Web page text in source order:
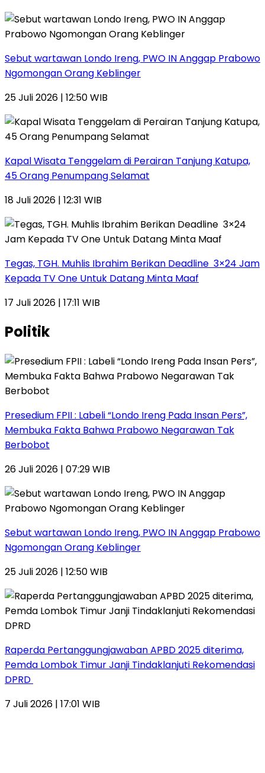
Sebut wartawan Londo Ireng, PWO IN Anggap Prabowo
Ngomongan Orang Keblinger
25 Juli 2026 | 12:50 WIB
Kapal Wisata Tenggelam di Perairan Tanjung Katupa,
45 Orang Penumpang Selamat
18 Juli 2026 | 12:31 WIB
Tegas, TGH. Muhlis Ibrahim Berikan Deadline 3×24 Jam
Kepada TV One Untuk Datang Minta Maaf
17 Juli 2026 | 17:11 WIB
Politik
Presedium FPII : Labeli “Londo Ireng Pada Insan Pers”,
Membuka Fakta Bahwa Prabowo Negarawan Tak
Berbobot
26 Juli 2026 | 07:29 WIB
Sebut wartawan Londo Ireng, PWO IN Anggap Prabowo
Ngomongan Orang Keblinger
25 Juli 2026 | 12:50 WIB
Raperda Pertanggungjawaban APBD 2025 diterima,
Pemda Lombok Timur Janji Tindaklanjuti Rekomendasi
DPRD
7 Juli 2026 | 17:01 WIB